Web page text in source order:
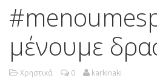
μένουμε
Χρηστικά 0 karkinaki